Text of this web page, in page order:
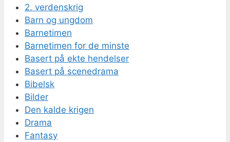
2. verdenskrig
Barn og ungdom
Barnetimen
Barnetimen for de minste
Basert på ekte hendelser
Basert på scenedrama
Bibelsk
Bilder
Den kalde krigen
Drama
Fantasy